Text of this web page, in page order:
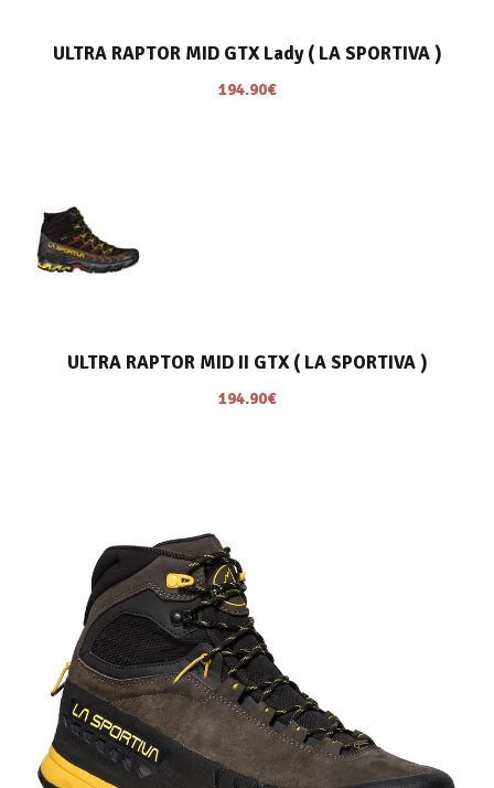
ULTRA RAPTOR MID GTX Lady ( LA SPORTIVA )
194.90€
ULTRA RAPTOR MID II GTX ( LA SPORTIVA )
194.90€